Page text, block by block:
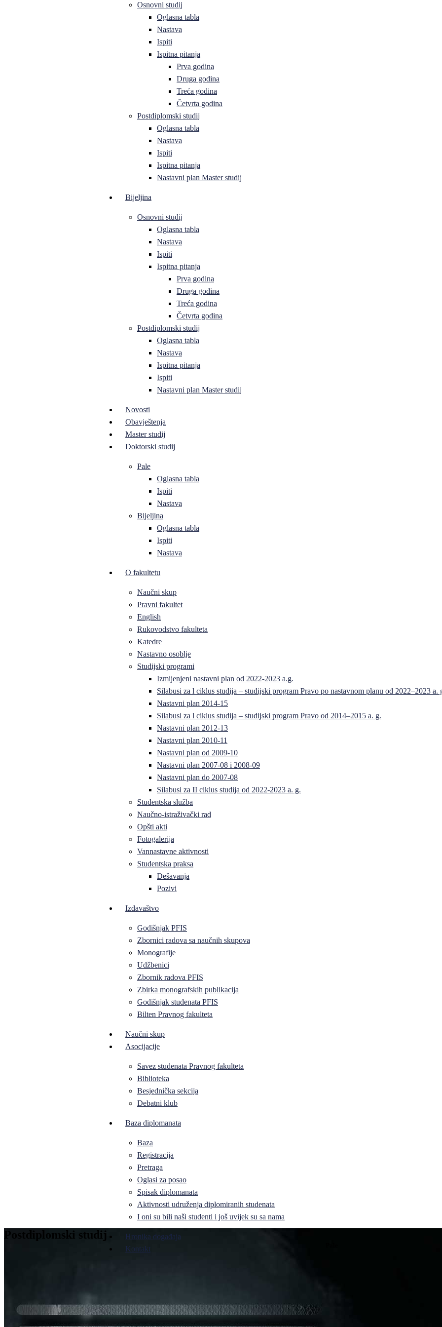
Osnovni studij
Oglasna tabla
Nastava
Ispiti
Ispitna pitanja
Prva godina
Druga godina
Treća godina
Četvrta godina
Postdiplomski studij
Oglasna tabla
Nastava
Ispiti
Ispitna pitanja
Nastavni plan Master studij
Bijeljina
Osnovni studij
Oglasna tabla
Nastava
Ispiti
Ispitna pitanja
Prva godina
Druga godina
Treća godina
Četvrta godina
Postdiplomski studij
Oglasna tabla
Nastava
Ispitna pitanja
Ispiti
Nastavni plan Master studij
Novosti
Obavještenja
Master studij
Doktorski studij
Pale
Oglasna tabla
Ispiti
Nastava
Bijeljina
Oglasna tabla
Ispiti
Nastava
O fakultetu
Naučni skup
Pravni fakultet
English
Rukovodstvo fakulteta
Katedre
Nastavno osoblje
Studijski programi
Izmijenjeni nastavni plan od 2022-2023 a.g.
Silabusi za l ciklus studija – studijski program Pravo po nastavnom planu od 2022–2023 a.
Nastavni plan 2014-15
Silabusi za l ciklus studija – studijski program Pravo od 2014–2015 a. g.
Nastavni plan 2012-13
Nastavni plan 2010-11
Nastavni plan od 2009-10
Nastavni plan 2007-08 i 2008-09
Nastavni plan do 2007-08
Silabusi za II ciklus studija od 2022-2023 a. g.
Studentska služba
Naučno-istraživački rad
Opšti akti
Fotogalerija
Vannastavne aktivnosti
Studentska praksa
Dešavanja
Pozivi
Izdavaštvo
Godišnjak PFIS
Zbornici radova sa naučnih skupova
Monografije
Udžbenici
Zbornik radova PFIS
Zbirka monografskih publikacija
Godišnjak studenata PFIS
Bilten Pravnog fakulteta
Naučni skup
Asocijacije
Savez studenata Pravnog fakulteta
Biblioteka
Besjednička sekcija
Debatni klub
Baza diplomanata
Baza
Registracija
Pretraga
Oglasi za posao
Spisak diplomanata
Aktivnosti udruženja diplomiranih studenata
I oni su bili naši studenti i još uvijek su sa nama
Hronika događaja
Kontakt
Postdiplomski studij